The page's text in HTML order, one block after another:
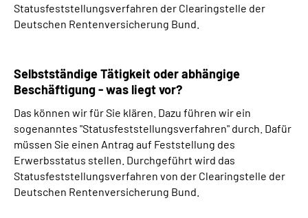
Statusfeststellungsverfahren der Clearingstelle der
Deutschen Rentenversicherung Bund.
Selbstständige Tätigkeit oder abhängige
Beschäftigung - was liegt vor?
Das können wir für Sie klären. Dazu führen wir ein
sogenanntes "Statusfeststellungsverfahren" durch. Dafür
müssen Sie einen Antrag auf Feststellung des
Erwerbsstatus stellen. Durchgeführt wird das
Statusfeststellungsverfahren von der Clearingstelle der
Deutschen Rentenversicherung Bund.